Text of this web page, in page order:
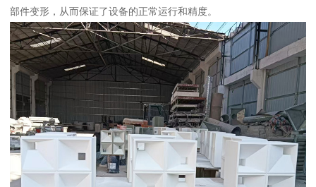
部件变形，从而保证了设备的正常运行和精度。